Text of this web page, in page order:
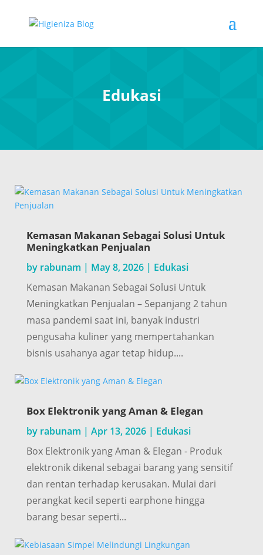
Edukasi
Kemasan Makanan Sebagai Solusi Untuk
Meningkatkan Penjualan
by rabunam | May 8, 2026| Edukasi
Kemasan Makanan Sebagai Solusi Untuk
Meningkatkan Penjualan – Sepanjang 2 tahun
masa pandemi saat ini, banyak industri
pengusaha kuliner yang mempertahankan
bisnis usahanya agar tetap hidup....
Box Elektronik yang Aman & Elegan
by rabunam | Apr 13, 2026| Edukasi
Box Elektronik yang Aman & Elegan - Produk
elektronik dikenal sebagai barang yang sensitif
dan rentan terhadap kerusakan. Mulai dari
perangkat kecil seperti earphone hingga
barang besar seperti...